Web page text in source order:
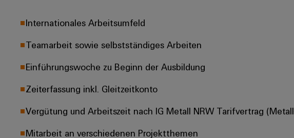
Internationales Arbeitsumfeld
Teamarbeit sowie selbstständiges Arbeiten
Einführungswoche zu Beginn der Ausbildung
Zeiterfassung inkl. Gleitzeitkonto
Vergütung und Arbeitszeit nach IG Metall NRW Tarifvertrag
Mitarbeit an verschiedenen Projektthemen